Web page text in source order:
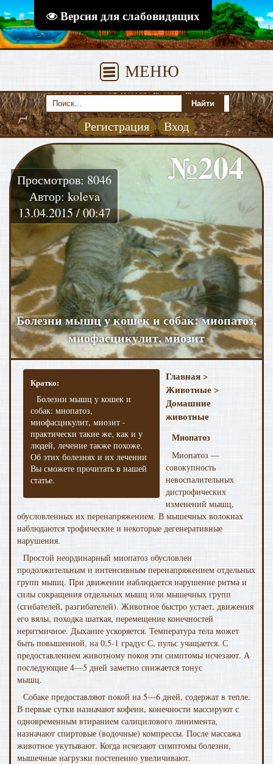
Версия для слабовидящих
МЕНЮ
Регистрация Вход
№204
Просмотров: 8046
Автор: koleva
13.04.2015 / 00:47
Болезни мышц у кошек и собак: миопатоз,
миофасцикулит, миозит
Кратко:
Болезни мышц у кошек и
собак: миопатоз,
миофасцикулит, миозит -
практически такие же, как и у
людей, лечение также похоже.
Об этих болезнях и их лечении
Вы сможете прочитать в нашей
статье.
Главная >
Животные >
Домашние
животные
Миопатоз
Миопатоз —
совокупность
невоспалительных
дистрофи­ческих
изменений мышц,
обусловленных их перенапряже­нием. В мышечных волокнах
наблюдаются трофические и некоторые дегенеративные
нарушения.
Простой неординарный миопатоз обус­ловлен
продолжительным и интенсивным перенапряжением отдельных
групп мышц. При движении наблюдается нарушенне ритма и
силы сокращения отдельных мышц или мышечных групп
(сгибателей, разгибателей). Животное быстро устает, движения
его вялы, походка шаткая, пере­мещение конечностей
неритмичное. Дыхание ускоряется. Температура тела может
быть повышенной, на 0,5-1 градус С, пульс учащается. С
предоставлением животному покоя эти симптомы исчезают. А
последующие 4—5 дней заметно сни­жается тонус
мышц.
Собаке предоставляют покой на 5—6 дней, содержат в тепле.
В первые сутки назначают кофеин, ко­нечности массируют с
одновременным втиранием салицилового линимента,
назначают спиртовые (водочные) компрес­сы. После массажа
животное укутывают. Когда исчезают симптомы болезни,
мышечные нагрузки постепенно увели­чивают.